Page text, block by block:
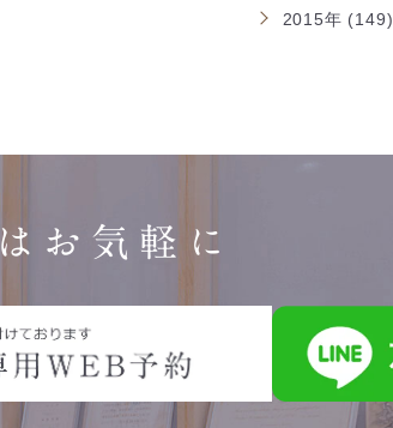
2015年 (149)
お気軽に